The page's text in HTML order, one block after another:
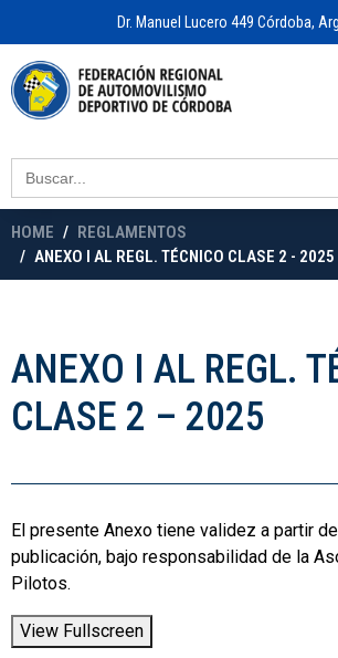
Dr. Manuel Lucero 449 Córdoba,
Search
for:
HOME
REGLAMENTOS
ANEXO I AL REGL. TÉCNICO CLASE 2 - 2025
ANEXO I AL REGL.
CLASE 2 – 2025
El presente Anexo tiene validez a partir
publicación, bajo responsabilidad de la
Pilotos.
View Fullscreen